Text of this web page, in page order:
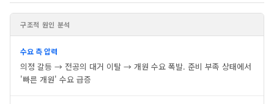
구조적 원인 분석
수요 측 압력
의정 갈등 → 전공의 대거 이탈 → 개원 수요 폭발. 준비 부족 상태에서
'빠른 개원' 수요 급증